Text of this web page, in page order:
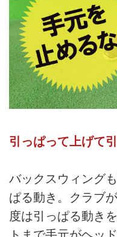
引っぱって上げて
バックスウィング
ぱる動き。クラブ
度は引っぱる動き